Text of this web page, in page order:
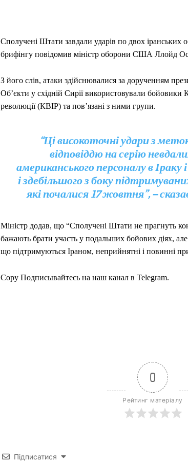
Сполучені Штати завдали ударів по двох іранських
брифінгу повідомив міністр оборони США Ллойд
З його слів, атаки здійснювалися за дорученням
Об’єкти у східній Сирії використовували бойовики
революції (КВІР) та пов’язані з ними групи.
“Ці високоточні удари з
відповіддю на серію
американського персоналу в
і здебільшого з боку
які почалися 17 жовтня”, –
Міністр додав, що “Сполучені Штати не прагнуть
бажають брати участь у подальших бойових діях,
що підтримуються Іраном, неприйнятні і повинні
Copy Подписывайтесь на наш канал в Telegram.
0
Рейтинг матеріалу
Підписатися